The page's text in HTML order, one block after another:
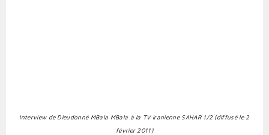
Interview de Dieudonné MBala MBala à la TV iranienne SAHAR 1/2 (diffusé le 2
février 2011)